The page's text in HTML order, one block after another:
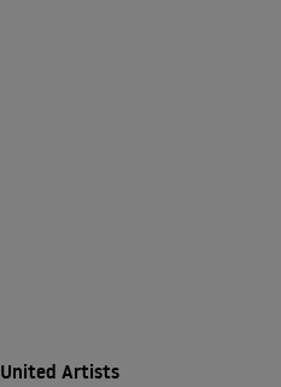
Artists